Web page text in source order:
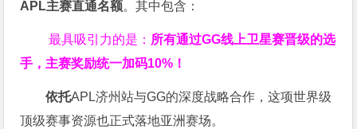
APL主赛直通名额。其中包含：
最具吸引力的是： 所有通过GG线上卫星赛晋级的选
手，主赛奖励统一加码10% ！
依托APL济州站与GG的深度战略合作，这项世界级
顶级赛事资源也正式落地亚洲赛场。